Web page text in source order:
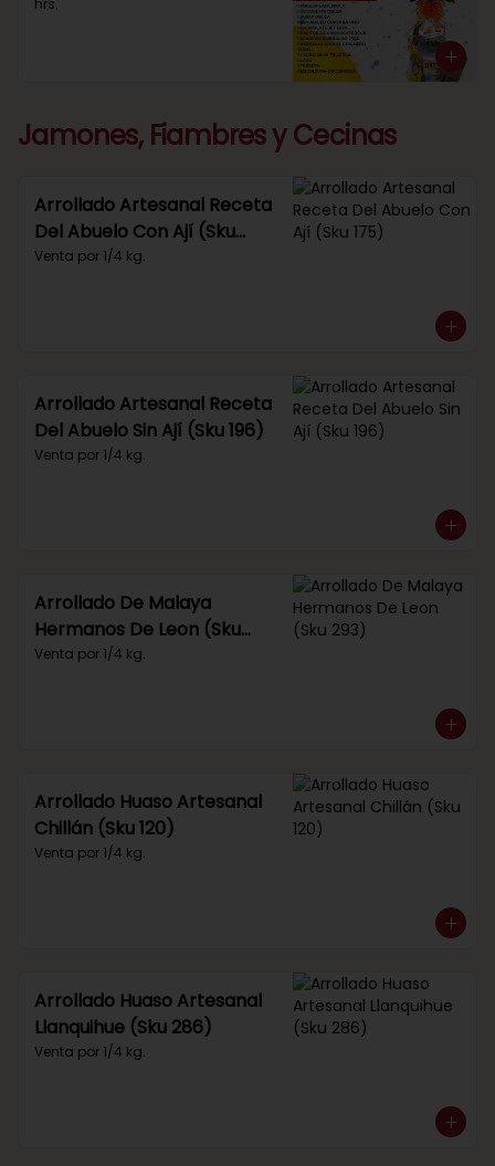
hrs.
Jamones, Fiambres y Cecinas
Arrollado Artesanal Receta
Del Abuelo Con Ají (Sku
175)
Venta por 1/4 kg.
Arrollado Artesanal Receta
Del Abuelo Sin Ají (Sku 196)
Venta por 1/4 kg.
Arrollado De Malaya
Hermanos De Leon (Sku
293)
Venta por 1/4 kg.
Arrollado Huaso Artesanal
Chillán (Sku 120)
Venta por 1/4 kg.
Arrollado Huaso Artesanal
Llanquihue (Sku 286)
Venta por 1/4 kg.